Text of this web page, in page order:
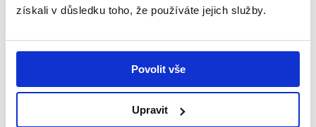
získali v důsledku toho, že používáte jejich služby.
Povolit vše
Upravit
čtyřčlenná rodina – maminka Iva, tatínek Pavel a